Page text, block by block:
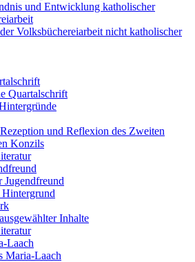
und Entwicklung katholischer
Volksbüchereiarbeit nicht katholischer
Quartalschrift
und Reflexion des Zweiten
Konzils
Jugendfreund
Inhalte
Laach
Maria-Laach